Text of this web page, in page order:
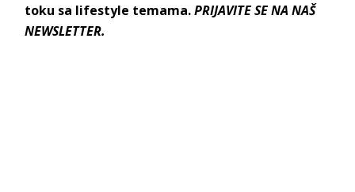
toku sa lifestyle temama.PRIJAVITE SE NA NAŠ
NEWSLETTER.